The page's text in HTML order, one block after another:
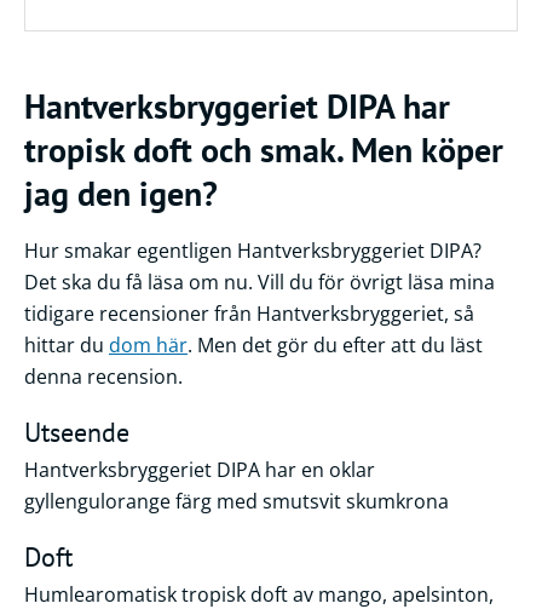
Hantverksbryggeriet DIPA har
tropisk doft och smak. Men köper
jag den igen?
Hur smakar egentligen Hantverksbryggeriet DIPA?
Det ska du få läsa om nu. Vill du för övrigt läsa mina
tidigare recensioner från Hantverksbryggeriet, så
hittar du dom här. Men det gör du efter att du läst
denna recension.
Utseende
Hantverksbryggeriet DIPA har en oklar
gyllengulorange färg med smutsvit skumkrona
Doft
Humlearomatisk tropisk doft av mango, apelsinton,